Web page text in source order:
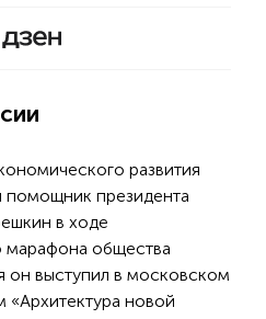
помощник президента
в ходе
марафона общества
он выступил в московском
новой